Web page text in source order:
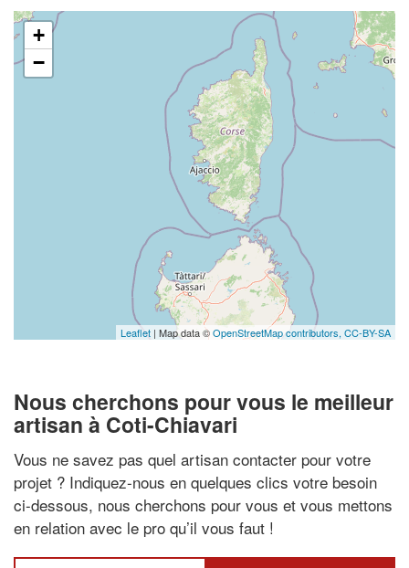
+
−
Leaflet | Map data ©OpenStreetMap contributors, CC-BY-SA
Nous cherchons pour vous le meilleur
artisan à Coti-Chiavari
Vous ne savez pas quel artisan contacter pour votre
projet ? Indiquez-nous en quelques clics votre besoin
ci-dessous, nous cherchons pour vous et vous mettons
en relation avec le pro qu’il vous faut !